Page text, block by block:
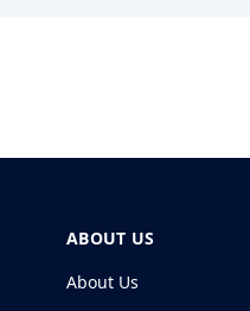
ABOUT US
About Us